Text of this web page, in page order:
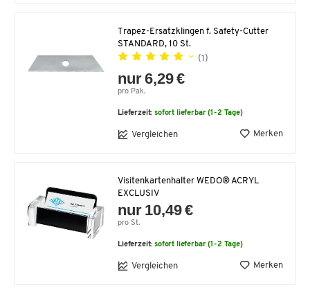
Trapez-Ersatzklingen f. Safety-Cutter
STANDARD, 10 St.
(1)
nur 6,29 €
pro Pak.
Lieferzeit:sofort lieferbar (1-2 Tage)
Vergleichen Merken
Visitenkartenhalter WEDO® ACRYL
EXCLUSIV
nur 10,49 €
pro St.
Lieferzeit:sofort lieferbar (1-2 Tage)
Vergleichen Merken